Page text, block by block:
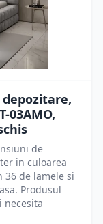
03AMO,
de
in culoarea
36 de lamele si
Produsul
necesita